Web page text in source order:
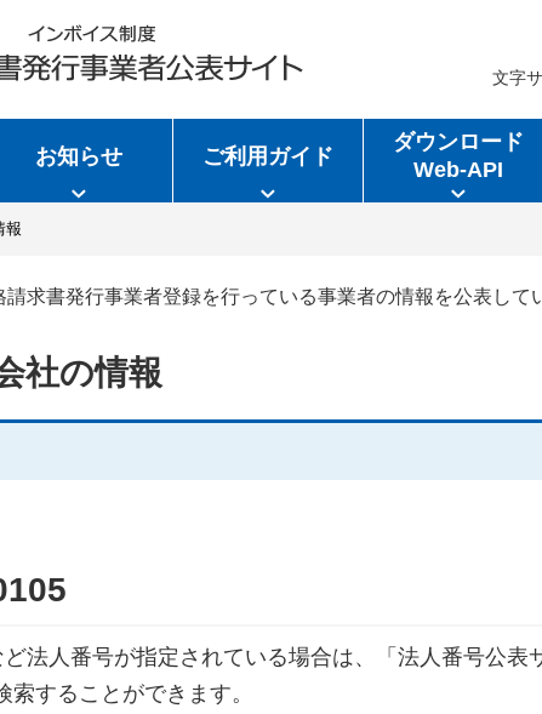
文字
お知らせ ご利用ガイド
ダウンロード
Web-API
報
求書発行事業者登録を行っている事業者の情報を公表して
社の情報
105
法人番号が指定されている場合は、「法人番号公表
することができます。